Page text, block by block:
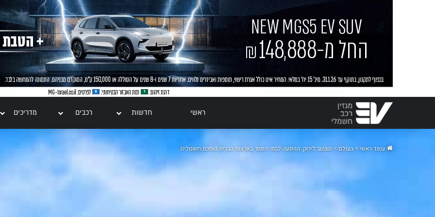
ראשי חדשות רכבים מדריכים
עמוד ראשי> בעולם> מצהוב לירוק: ההסעה לבתי הספר בארצות הברית הופכת חשמלית